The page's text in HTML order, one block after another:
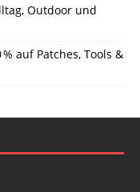
Outdoor und
% auf Patches, Tools &